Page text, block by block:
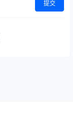
提交